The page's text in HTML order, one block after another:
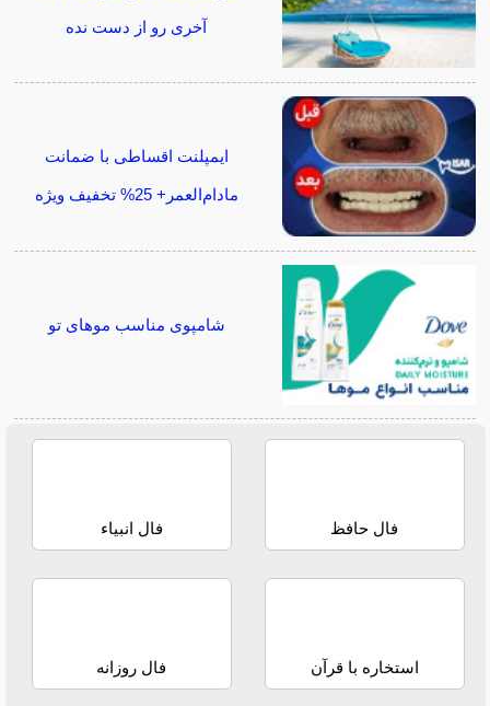
آخری رو از دست نده
ایمپلنت اقساطی با ضمانت
مادام‌العمر+ 25% تخفیف ویژه
شامپوی مناسب موهای تو
فال حافظ فال انبیاء
استخاره با قرآن فال روزانه